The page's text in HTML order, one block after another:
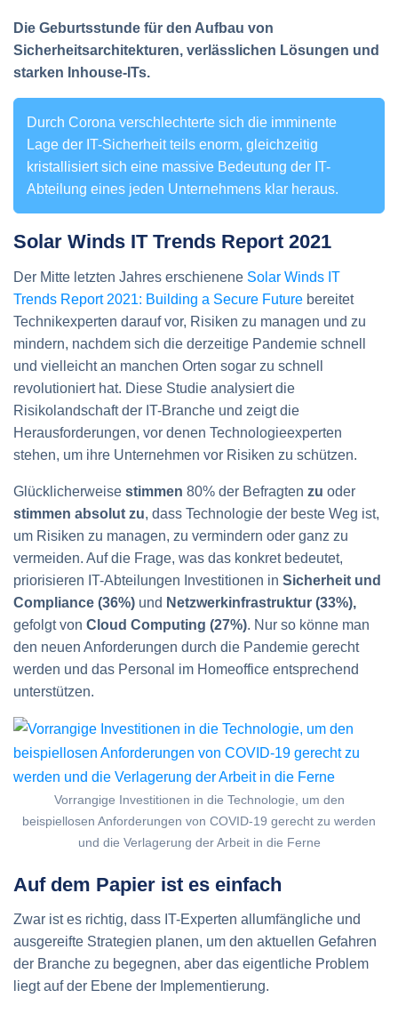
Die Geburtsstunde für den Aufbau von
Sicherheitsarchitekturen, verlässlichen Lösungen und
starken Inhouse-ITs.
Durch Corona verschlechterte sich die imminente
Lage der IT-Sicherheit teils enorm, gleichzeitig
kristallisiert sich eine massive Bedeutung der IT-
Abteilung eines jeden Unternehmens klar heraus.
Solar Winds IT Trends Report 2021
Der Mitte letzten Jahres erschienene Solar Winds IT
Trends Report 2021: Building a Secure Future bereitet
Technikexperten darauf vor, Risiken zu managen und zu
mindern, nachdem sich die derzeitige Pandemie schnell
und vielleicht an manchen Orten sogar zu schnell
revolutioniert hat. Diese Studie analysiert die
Risikolandschaft der IT-Branche und zeigt die
Herausforderungen, vor denen Technologieexperten
stehen, um ihre Unternehmen vor Risiken zu schützen.
Glücklicherweise stimmen 80% der Befragten zu oder
stimmen absolut zu, dass Technologie der beste Weg ist,
um Risiken zu managen, zu vermindern oder ganz zu
vermeiden. Auf die Frage, was das konkret bedeutet,
priorisieren IT-Abteilungen Investitionen in Sicherheit und
Compliance (36%) und Netzwerkinfrastruktur (33%),
gefolgt von Cloud Computing (27%). Nur so könne man
den neuen Anforderungen durch die Pandemie gerecht
werden und das Personal im Homeoffice entsprechend
unterstützen.
Vorrangige Investitionen in die Technologie, um den
beispiellosen Anforderungen von COVID-19 gerecht zu werden
und die Verlagerung der Arbeit in die Ferne
Auf dem Papier ist es einfach
Zwar ist es richtig, dass IT-Experten allumfängliche und
ausgereifte Strategien planen, um den aktuellen Gefahren
der Branche zu begegnen, aber das eigentliche Problem
liegt auf der Ebene der Implementierung.